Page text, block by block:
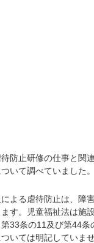
防止研修の仕事と関
いて調べていました。
よる虐待防止は、障
す。児童福祉法は施
33条の11及び第44条
いては明記していませ